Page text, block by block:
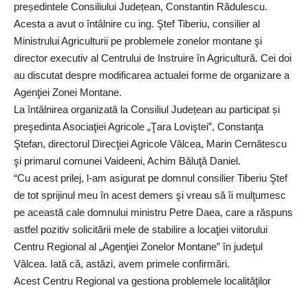
președintele Consiliului Județean, Constantin Rădulescu.
Acesta a avut o întâlnire cu ing. Ştef Tiberiu, consilier al
Ministrului Agriculturii pe problemele zonelor montane şi
director executiv al Centrului de Instruire în Agricultură. Cei doi
au discutat despre modificarea actualei forme de organizare a
Agenţiei Zonei Montane.
La întâlnirea organizată la Consiliul Județean au participat și
preşedinta Asociaţiei Agricole „Ţara Loviştei”, Constanţa
Ştefan, directorul Direcţiei Agricole Vâlcea, Marin Cernătescu
şi primarul comunei Vaideeni, Achim Băluţă Daniel.
“Cu acest prilej, l-am asigurat pe domnul consilier Tiberiu Ştef
de tot sprijinul meu în acest demers şi vreau să îi mulţumesc
pe această cale domnului ministru Petre Daea, care a răspuns
astfel pozitiv solicitării mele de stabilire a locaţiei viitorului
Centru Regional al „Agenţiei Zonelor Montane” în judeţul
Vâlcea. Iată că, astăzi, avem primele confirmări.
Acest Centru Regional va gestiona problemele localităţilor